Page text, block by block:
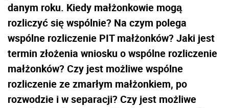
danym roku. Kiedy małżonkowie mogą
rozliczyć się wspólnie? Na czym polega
wspólne rozliczenie PIT małżonków? Jaki jest
termin złożenia wniosku o wspólne rozliczenie
małżonków? Czy jest możliwe wspólne
rozliczenie ze zmarłym małżonkiem, po
rozwodzie i w separacji? Czy jest możliwe